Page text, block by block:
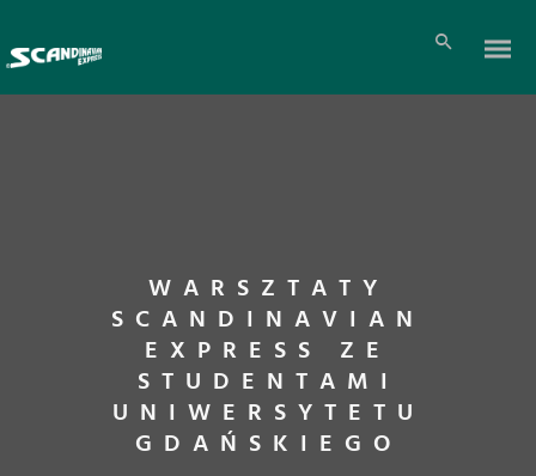
WARSZTATY
SCANDINAVIAN
EXPRESS ZE
STUDENTAMI
UNIWERSYTETU
GDAŃSKIEGO